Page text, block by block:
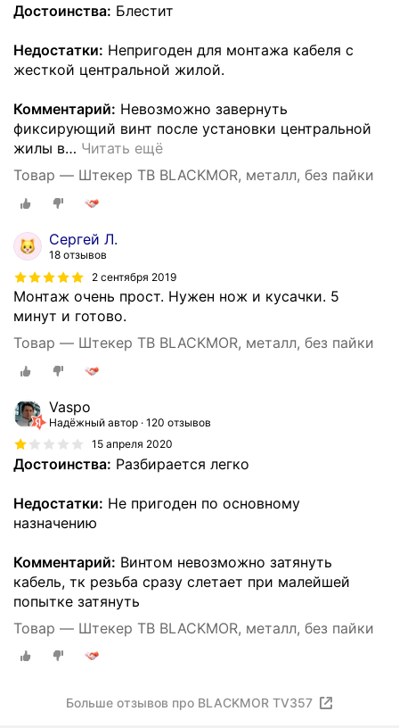
Достоинства: Блестит
Недостатки: Непригоден для монтажа кабеля с
жесткой центральной жилой.
Комментарий: Невозможно завернуть
фиксирующий винт после установки центральной
жилы в… Читать ещё
Товар — Штекер ТВ BLACKMOR, металл, без пайки
Сергей Л.
18 отзывов
2 сентября 2019
Монтаж очень прост. Нужен нож и кусачки. 5
минут и готово.
Товар — Штекер ТВ BLACKMOR, металл, без пайки
Vaspo
Надёжный автор 120 отзывов
15 апреля 2020
Достоинства: Разбирается легко
Недостатки: Не пригоден по основному
назначению
Комментарий: Винтом невозможно затянуть
кабель, тк резьба сразу слетает при малейшей
попытке затянуть
Товар — Штекер ТВ BLACKMOR, металл, без пайки
Больше отзывов про BLACKMOR TV357